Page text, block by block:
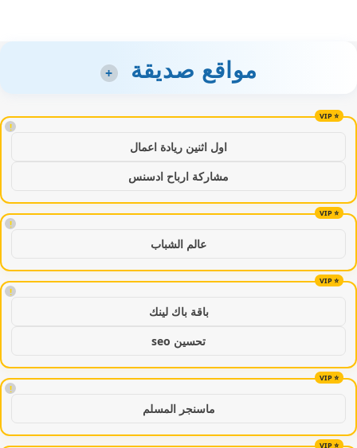
مواقع صديقة +
!
اول اثنين ريادة اعمال
مشاركة ارباح ادسنس
!
عالم الشباب
!
باقة باك لينك
تحسين seo
!
ماسنجر المسلم